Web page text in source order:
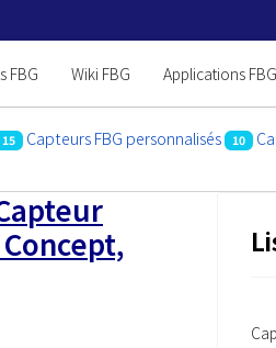
FBG Wiki FBG Applications FBG
15 Capteurs FBG personnalisés 10